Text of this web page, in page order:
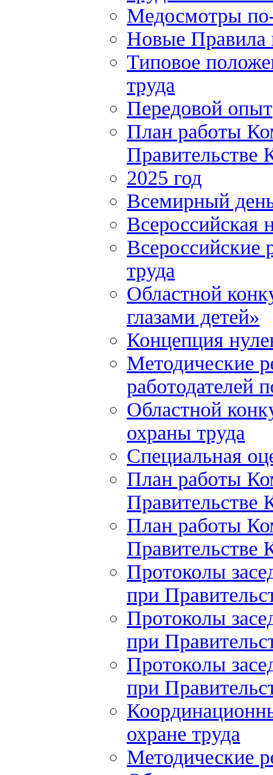
Медосмотры
Новые Правила
Типовое
труда
Передовой опыт
План работы
Правительстве
2025 год
Всемирный
Всероссийская
Всероссийские
труда
Областной
глазами детей»
Концепция
Методические
работодателей
Областной
охраны труда
Специальная
План работы
Правительстве
План работы
Правительстве
Протоколы
при
Протоколы
при
Протоколы
при
охране труда
Методические